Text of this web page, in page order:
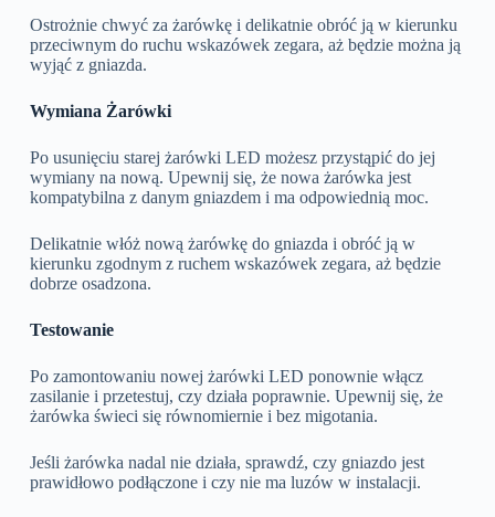
Ostrożnie chwyć za żarówkę i delikatnie obróć ją w kierunku
przeciwnym do ruchu wskazówek zegara, aż będzie można ją
wyjąć z gniazda.
Wymiana Żarówki
Po usunięciu starej żarówki LED możesz przystąpić do jej
wymiany na nową. Upewnij się, że nowa żarówka jest
kompatybilna z danym gniazdem i ma odpowiednią moc.
Delikatnie włóż nową żarówkę do gniazda i obróć ją w
kierunku zgodnym z ruchem wskazówek zegara, aż będzie
dobrze osadzona.
Testowanie
Po zamontowaniu nowej żarówki LED ponownie włącz
zasilanie i przetestuj, czy działa poprawnie. Upewnij się, że
żarówka świeci się równomiernie i bez migotania.
Jeśli żarówka nadal nie działa, sprawdź, czy gniazdo jest
prawidłowo podłączone i czy nie ma luzów w instalacji.